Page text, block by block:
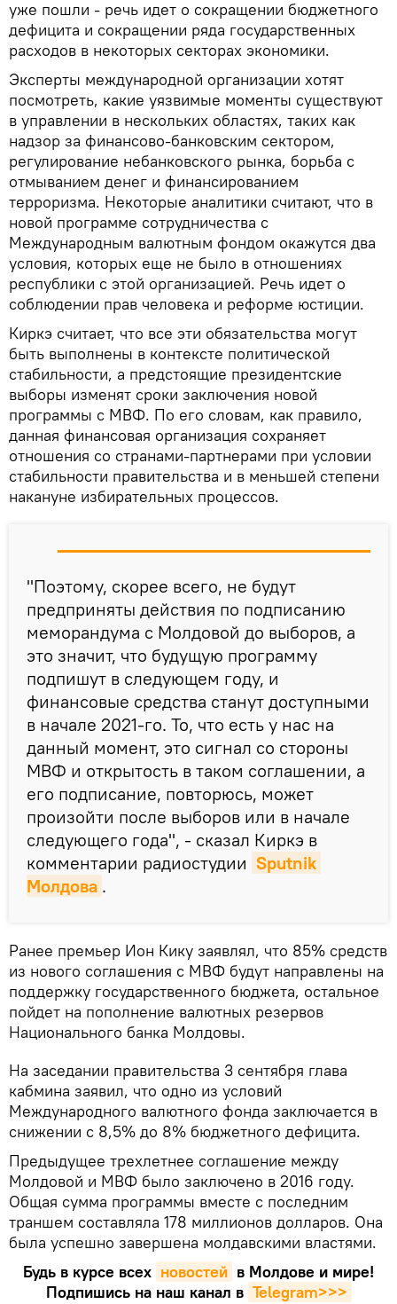
уже пошли - речь идет о сокращении бюджетного
дефицита и сокращении ряда государственных
расходов в некоторых секторах экономики.
Эксперты международной организации хотят
посмотреть, какие уязвимые моменты существуют
в управлении в нескольких областях, таких как
надзор за финансово-банковским сектором,
регулирование небанковского рынка, борьба с
отмыванием денег и финансированием
терроризма. Некоторые аналитики считают, что в
новой программе сотрудничества с
Международным валютным фондом окажутся два
условия, которых еще не было в отношениях
республики с этой организацией. Речь идет о
соблюдении прав человека и реформе юстиции.
Киркэ считает, что все эти обязательства могут
быть выполнены в контексте политической
стабильности, а предстоящие президентские
выборы изменят сроки заключения новой
программы с МВФ. По его словам, как правило,
данная финансовая организация сохраняет
отношения со странами-партнерами при условии
стабильности правительства и в меньшей степени
накануне избирательных процессов.
"Поэтому, скорее всего, не будут
предприняты действия по подписанию
меморандума с Молдовой до выборов, а
это значит, что будущую программу
подпишут в следующем году, и
финансовые средства станут доступными
в начале 2021-го. То, что есть у нас на
данный момент, это сигнал со стороны
МВФ и открытость в таком соглашении, а
его подписание, повторюсь, может
произойти после выборов или в начале
следующего года", - сказал Киркэ в
комментарии радиостудии Sputnik
Молдова .
Ранее премьер Ион Кику заявлял, что 85% средств
из нового соглашения с МВФ будут направлены на
поддержку государственного бюджета, остальное
пойдет на пополнение валютных резервов
Национального банка Молдовы.
На заседании правительства 3 сентября глава
кабмина заявил, что одно из условий
Международного валютного фонда заключается в
снижении с 8,5% до 8% бюджетного дефицита.
Предыдущее трехлетнее соглашение между
Молдовой и МВФ было заключено в 2016 году.
Общая сумма программы вместе с последним
траншем составляла 178 миллионов долларов. Она
была успешно завершена молдавскими властями.
Будь в курсе всех новостей в Молдове и мире!
Подпишись на наш канал в Telegram>>>